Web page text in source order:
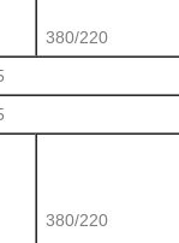
380/220
380/220